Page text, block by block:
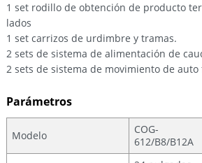
1 set rodillo de obtención de producto
lados
1 set carrizos de urdimbre y tramas.
2 sets de sistema de alimentación de
2 sets de sistema de movimiento de
Parámetros
Modelo
COG-
612/B8/B12A